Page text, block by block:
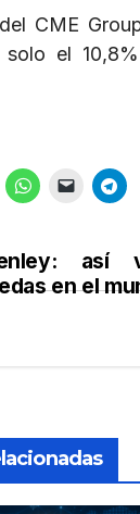
del CME
solo el
así
en el